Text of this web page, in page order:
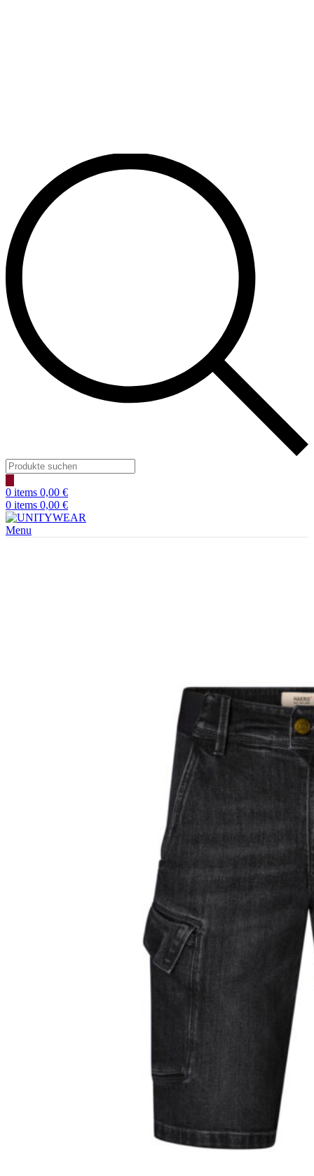
Products
search
0 items 0,00 €
0 items 0,00 €
Menu